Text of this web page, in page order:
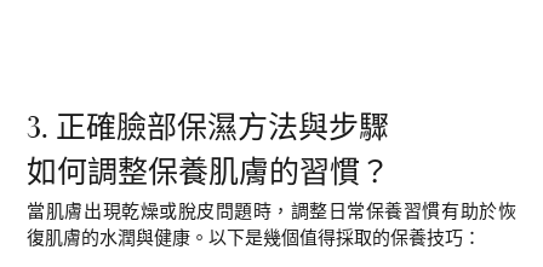
3. 正確臉部保濕方法與步驟
如何調整保養肌膚的習慣？
當肌膚出現乾燥或脫皮問題時，調整日常保養習慣有助於恢
復肌膚的水潤與健康。以下是幾個值得採取的保養技巧：